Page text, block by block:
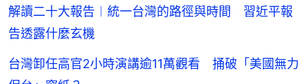
解讀二十大報告︱統一台灣的路徑與時間 習近平報
告透露什麼玄機
台灣卸任高官2小時演講逾11萬觀看 捅破「美國無力